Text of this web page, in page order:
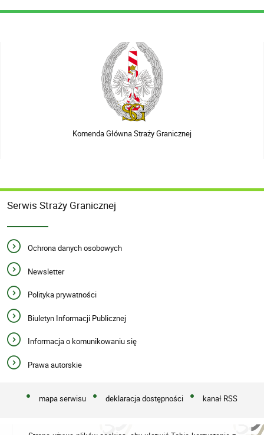
Komenda Główna Straży Granicznej
Serwis Straży Granicznej
Ochrona danych osobowych
Newsletter
Polityka prywatności
Biuletyn Informacji Publicznej
Informacja o komunikowaniu się
Prawa autorskie
mapa serwisu deklaracja dostępności kanał RSS